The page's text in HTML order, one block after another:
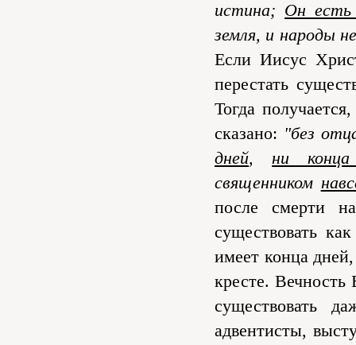
истина; Он
земля, и народы
Если Иисус
перестать
Тогда
сказано: "без
дней,ни
священником
после смерти
существовать
имеет конца
кресте. Вечность
существовать
адвентисты,